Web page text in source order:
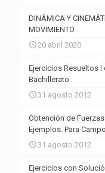
DINÁMICA Y
MOVIMIENTO
20 abril 2020
Ejercicios Resueltos I
Bachillerato
31 agosto 2012
Obtención de
Ejemplos. Para
31 agosto 2012
Ejercicios con